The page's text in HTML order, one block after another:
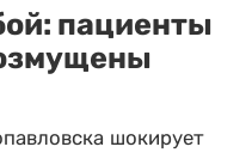
пациенты
шокирует